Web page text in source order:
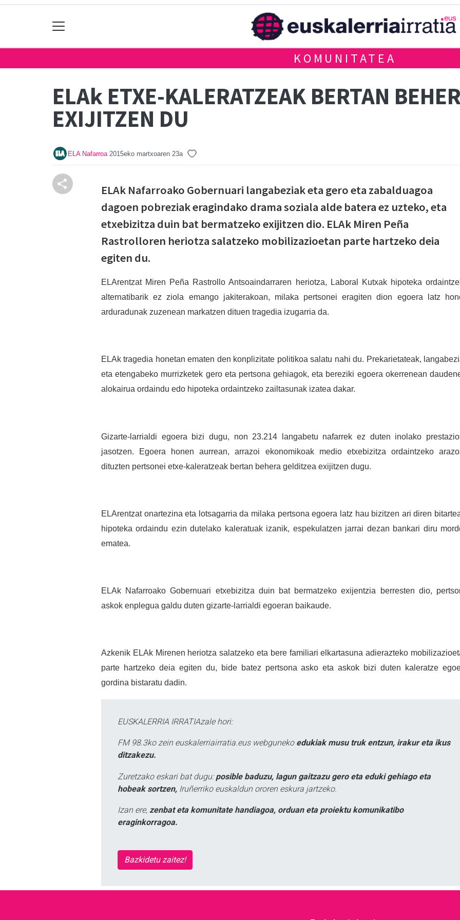
KOMUNITATEA
ELAk ETXE-KALERATZEAK BERTAN
EXIJITZEN DU
ELA Nafarroa 2015eko martxoaren 23a
ELAk Nafarroako Gobernuari langabeziak eta gero eta zabalduagoa
dagoen pobreziak eragindako drama soziala alde batera ez uzteko, eta
etxebizitza duin bat bermatzeko exijitzen dio. ELAk Miren Peña
Rastrolloren heriotza salatzeko mobilizazioetan parte hartzeko deia
egiten du.
ELArentzat Miren Peña Rastrollo Antsoaindarraren heriotza, Laboral Kutxak hipoteka
alternatibarik ez ziola emango jakiterakoan, milaka pertsonei eragiten dion egoera latz
arduradunak zuzenean markatzen dituen tragedia izugarria da.
ELAk tragedia honetan ematen den konplizitate politikoa salatu nahi du. Prekarietateak,
eta etengabeko murrizketek gero eta pertsona gehiagok, eta bereziki egoera okerrenean
alokairua ordaindu edo hipoteka ordaintzeko zailtasunak izatea dakar.
Gizarte-larrialdi egoera bizi dugu, non 23.214 langabetu nafarrek ez duten inolako
jasotzen. Egoera honen aurrean, arrazoi ekonomikoak medio etxebizitza ordaintzeko
dituzten pertsonei etxe-kaleratzeak bertan behera gelditzea exijitzen dugu.
ELArentzat onartezina eta lotsagarria da milaka pertsona egoera latz hau bizitzen ari diren
hipoteka ordaindu ezin dutelako kaleratuak izanik, espekulatzen jarrai dezan bankari diru
ematea.
ELAk Nafarroako Gobernuari etxebizitza duin bat bermatzeko exijentzia berresten dio,
askok enplegua galdu duten gizarte-larrialdi egoeran baikaude.
Azkenik ELAk Mirenen heriotza salatzeko eta bere familiari elkartasuna adierazteko
parte hartzeko deia egiten du, bide batez pertsona asko eta askok bizi duten kaleratze
gordina bistaratu dadin.
EUSKALERRIA IRRATIAzale hori:
FM 98.3ko zein euskalerriairratia.eus webguneko edukiak musu truk entzun, irakur eta ikus
ditzakezu.
Zuretzako eskari bat dugu: posible baduzu, lagun gaitzazu gero eta eduki gehiago eta
hobeak sortzen, Iruñerriko euskaldun ororen eskura jartzeko.
Izan ere, zenbat eta komunitate handiagoa, orduan eta proiektu komunikatibo
eraginkorragoa.
Bazkidetu zaitez!